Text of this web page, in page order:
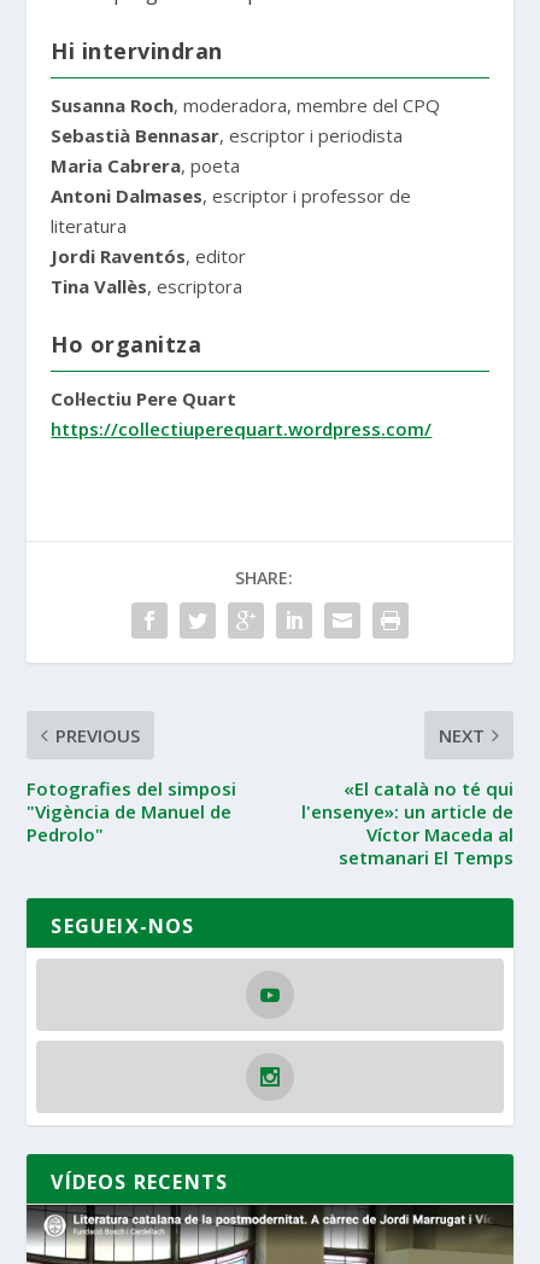
Hi intervindran
Susanna Roch, moderadora, membre del CPQ
Sebastià Bennasar, escriptor i periodista
Maria Cabrera, poeta
Antoni Dalmases, escriptor i professor de
literatura
Jordi Raventós, editor
Tina Vallès, escriptora
Ho organitza
Col·lectiu Pere Quart
https://collectiuperequart.wordpress.com/
SHARE:
PREVIOUS
Fotografies del simposi
"Vigència de Manuel de
Pedrolo"
NEXT
«El català no té qui
l'ensenye»: un article de
Víctor Maceda al
setmanari El Temps
SEGUEIX-NOS
VÍDEOS RECENTS